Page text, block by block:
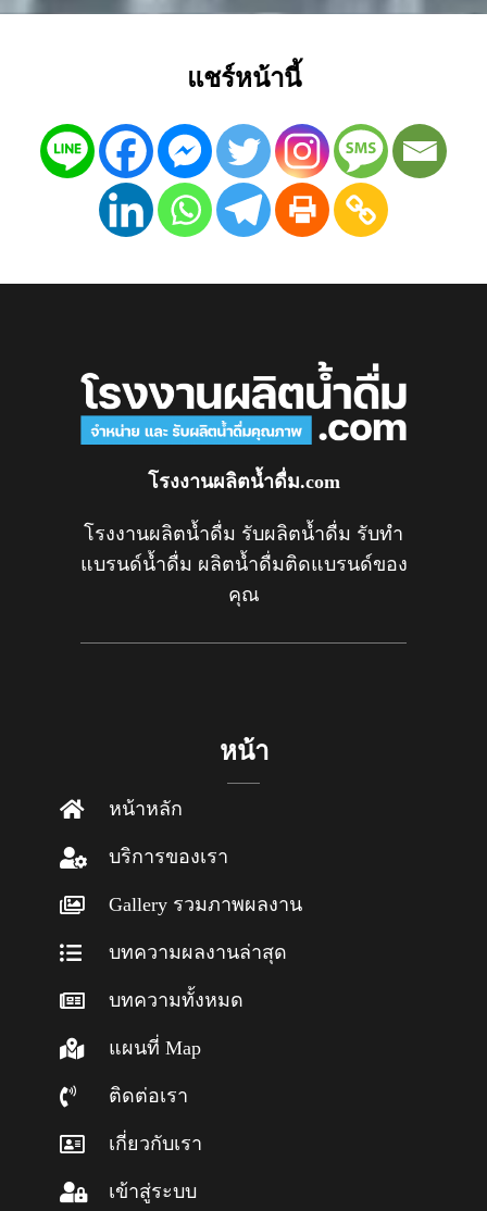
แชร์หน้านี้
โรงงานผลิตน้ำดื่ม.com
โรงงานผลิตน้ำดื่ม รับผลิตน้ำดื่ม รับทำ
แบรนด์น้ำดื่ม ผลิตน้ำดื่มติดแบรนด์ของ
คุณ
หน้า
หน้าหลัก
บริการของเรา
Gallery รวมภาพผลงาน
บทความผลงานล่าสุด
บทความทั้งหมด
แผนที่ Map
ติดต่อเรา
เกี่ยวกับเรา
เข้าสู่ระบบ